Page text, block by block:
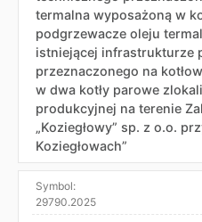
termalna wyposażoną w
podgrzewacze oleju
istniejącej infrastrukturze
przeznaczonego na
w dwa kotły parowe
produkcyjnej na terenie
„Koziegłowy” sp. z o.o.
Koziegłowach”
Symbol:
29790.2025